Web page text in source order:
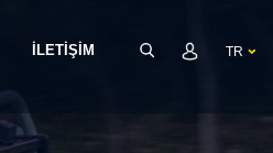
İLETİŞİM TR